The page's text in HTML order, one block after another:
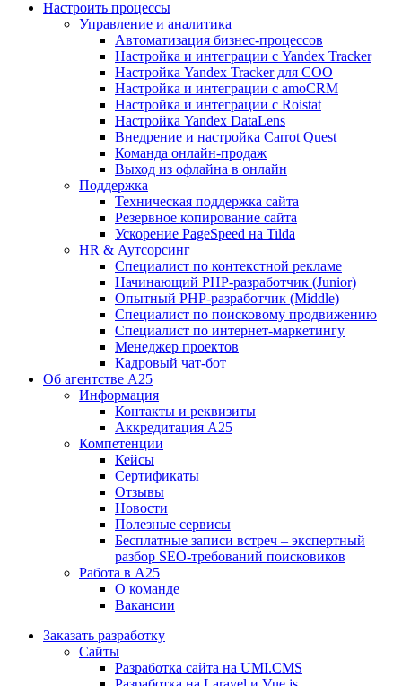
Настроить процессы
Управление и аналитика
Автоматизация бизнес-процессов
Настройка и интеграции с Yandex Tracker
Настройка Yandex Tracker для СОО
Настройка и интеграции с amoCRM
Настройка и интеграции с Roistat
Настройка Yandex DataLens
Внедрение и настройка Carrot Quest
Команда онлайн-продаж
Выход из офлайна в онлайн
Поддержка
Техническая поддержка сайта
Резервное копирование сайта
Ускорение PageSpeed на Tilda
HR & Аутсорсинг
Специалист по контекстной рекламе
Начинающий PHP-разработчик (Junior)
Опытный PHP-разработчик (Middle)
Специалист по поисковому продвижению
Специалист по интернет-маркетингу
Менеджер проектов
Кадровый чат-бот
Об агентстве А25
Информация
Контакты и реквизиты
Аккредитация А25
Компетенции
Кейсы
Сертификаты
Отзывы
Новости
Полезные сервисы
Бесплатные записи встреч – экспертный
разбор SEO-требований поисковиков
Работа в А25
О команде
Вакансии
Заказать разработку
Сайты
Разработка сайта на UMI.CMS